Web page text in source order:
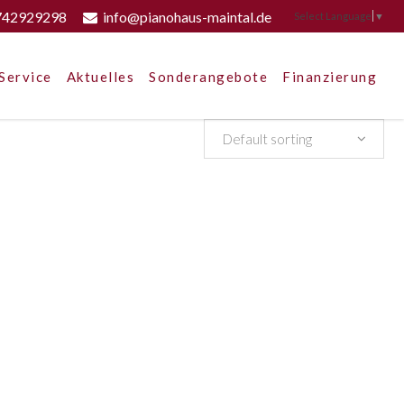
info@pianohaus-maintal.de Select Language ▼
Aktuelles Sonderangebote Finanzierung
Default sorting